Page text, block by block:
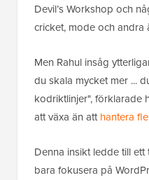
Devil’s Workshop och
cricket, mode och andra
Men Rahul insåg
du skala mycket mer ...
kodriktlinjer", förklarade
att växa än atthantera
Denna insikt ledde till
bara fokusera på